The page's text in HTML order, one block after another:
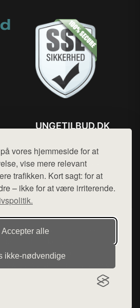
vores hjemmeside for at
vise mere relevant
trafikken. Kort sagt: for at
– ikke for at være irriterende.
Accepter alle
ikke‑nødvendige
UNGETILBUD.DK
Mail: hej@want.dk
Cookie- og privatlivspolitik
der udgiver en række
af forskellige produkter fra
ikke varer fra denne side - vi
sælger varen. Vi har heller ikke